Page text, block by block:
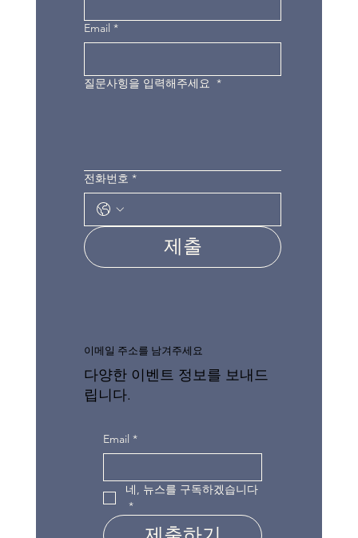
이메일 주소를 남겨주세요
다양한 이벤트 정보를 보내드
립니다.
Email *
네, 뉴스를 구독하겠습니다
*
Email *
질문사힝을 입력해주세요 *
전화번호 *
제출